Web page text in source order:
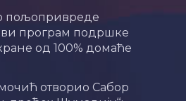
пољопривреде
програм подршке
од 100% домаће
отворио Сабор